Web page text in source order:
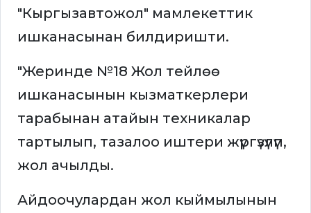
"Кыргызавтожол" мамлекеттик
ишканасынан билдиришти.
"Жеринде №18 Жол тейлөө
ишканасынын кызматкерлери
тарабынан атайын техникалар
тартылып, тазалоо иштери жүргүзүлүп,
жол ачылды.
Айдоочулардан жол кыймылынын